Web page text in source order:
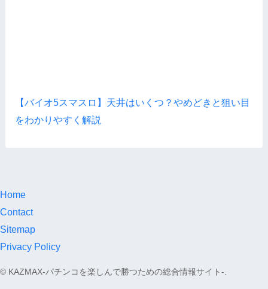
【バイオ5スマスロ】天井はいくつ？やめどきと狙い目
をわかりやすく解説
Home
Contact
Sitemap
Privacy Policy
© KAZMAX-パチンコを楽しんで勝つための総合情報サイト-.